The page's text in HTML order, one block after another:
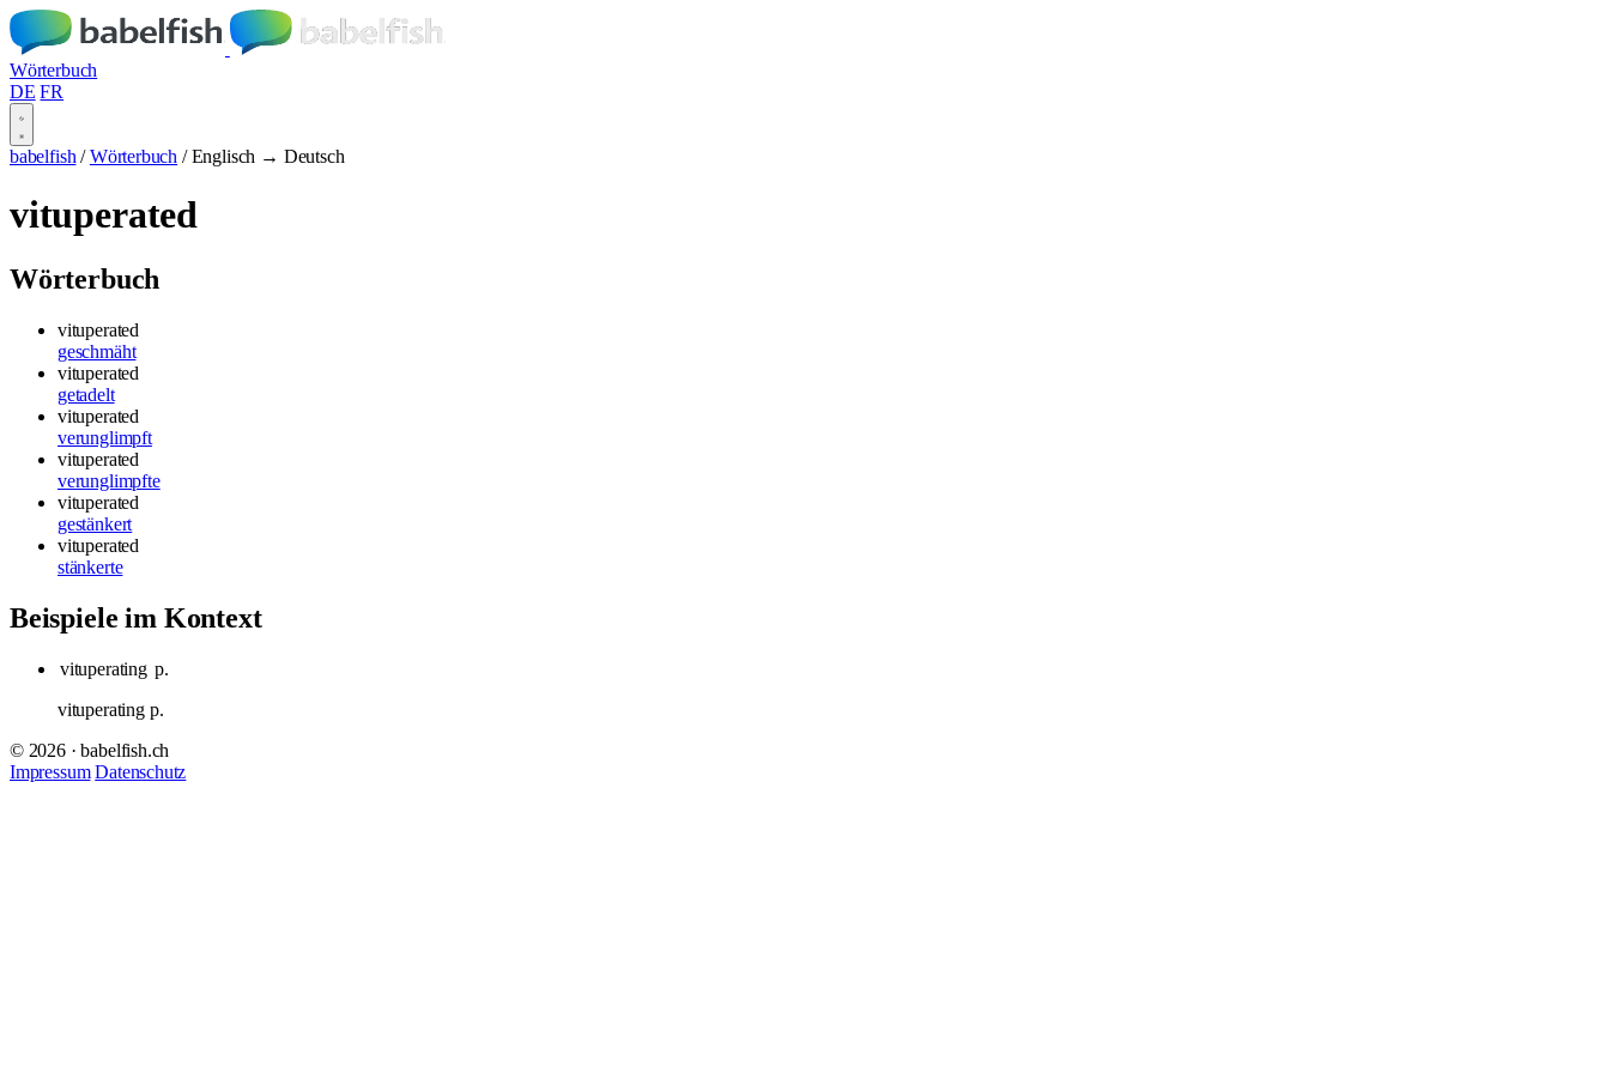
Wörterbuch
DE FR
babelfish / Wörterbuch / Englisch → Deutsch
vituperated
Wörterbuch
vituperated
geschmäht
vituperated
getadelt
vituperated
verunglimpft
vituperated
verunglimpfte
vituperated
gestänkert
vituperated
stänkerte
Beispiele im Kontext
vituperating p.
vituperating p.
© 2026 · babelfish.ch
Impressum Datenschutz